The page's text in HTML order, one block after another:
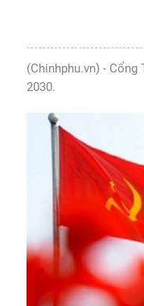
(Chinhphu.vn) -
2030.